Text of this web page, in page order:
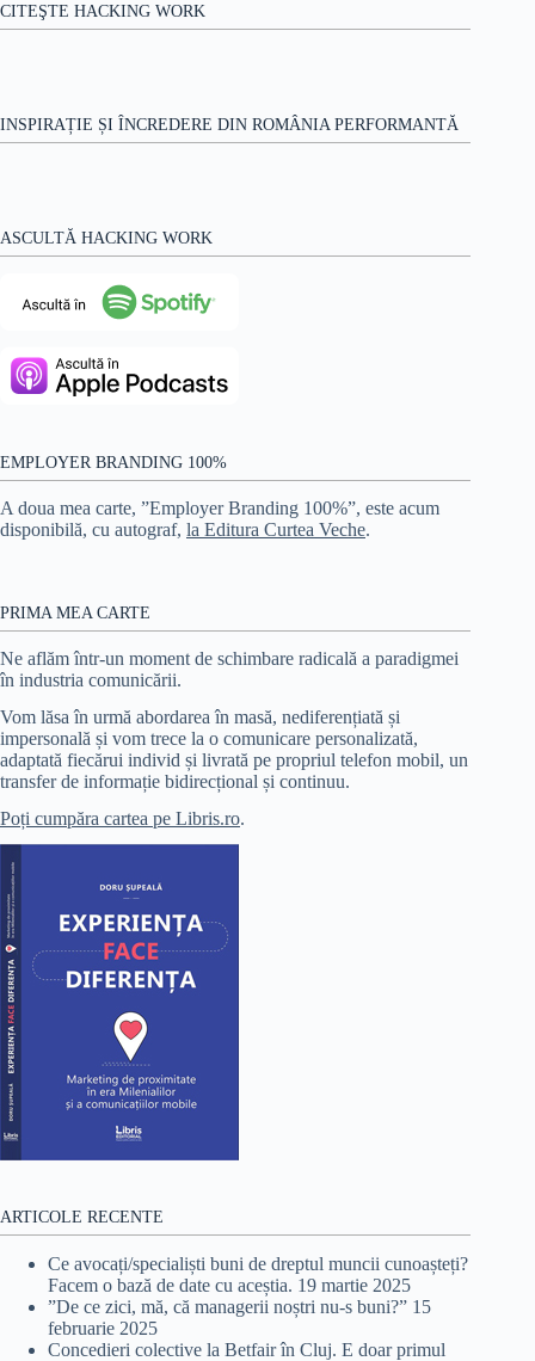
CITEŞTE HACKING WORK
INSPIRAȚIE ȘI ÎNCREDERE DIN ROMÂNIA PERFORMANTĂ
ASCULTĂ HACKING WORK
EMPLOYER BRANDING 100%
A doua mea carte, ”Employer Branding 100%”, este acum
disponibilă, cu autograf, la Editura Curtea Veche.
PRIMA MEA CARTE
Ne aflăm într-un moment de schimbare radicală a paradigmei
în industria comunicării.
Vom lăsa în urmă abordarea în masă, nediferențiată și
impersonală și vom trece la o comunicare personalizată,
adaptată fiecărui individ și livrată pe propriul telefon mobil, un
transfer de informație bidirecțional și continuu.
Poți cumpăra cartea pe Libris.ro.
ARTICOLE RECENTE
Ce avocați/specialiști buni de dreptul muncii cunoașteți?
Facem o bază de date cu aceștia. 19 martie 2025
”De ce zici, mă, că managerii noștri nu-s buni?” 15
februarie 2025
Concedieri colective la Betfair în Cluj. E doar primul